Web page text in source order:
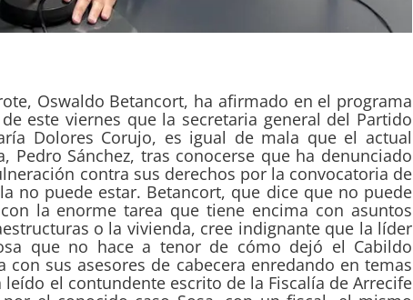
Oswaldo Betancort, ha afirmado en el programa
este viernes que la secretaria general del Partido
Dolores Corujo, es igual de mala que el actual
Pedro Sánchez, tras conocerse que ha denunciado
contra sus derechos por la convocatoria de
no puede estar. Betancort, que dice que no puede
la enorme tarea que tiene encima con asuntos
o la vivienda, cree indignante que la líder
que no hace a tenor de cómo dejó el Cabildo
sus asesores de cabecera enredando en temas
el contundente escrito de la Fiscalía de Arrecife